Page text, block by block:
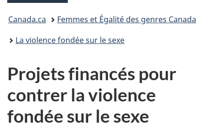
Vous
êtes
Canada.ca
Femmes et Égalité des genres Canada
La violence fondée sur le sexe
Projets financés pour
contrer la violence
fondée sur le sexe